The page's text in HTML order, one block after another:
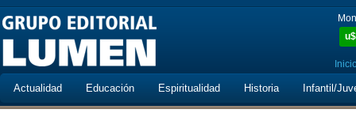
u$
Actualidad Educación Espiritualidad Historia Infantil/